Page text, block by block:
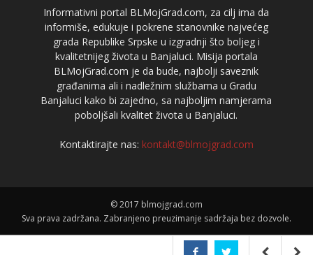
Informativni portal BLMojGrad.com, za cilj ima da
informiše, edukuje i pokrene stanovnike najvećeg
grada Republike Srpske u izgradnji što boljeg i
kvalitetnijeg života u Banjaluci. Misija portala
BLMojGrad.com je da bude, najbolji saveznik
građanima ali i nadležnim službama u Gradu
Banjaluci kako bi zajedno, sa najboljim namjerama
poboljšali kvalitet života u Banjaluci.
Kontaktirajte nas: kontakt@blmojgrad.com
© 2017 blmojgrad.com
Sva prava zadržana. Zabranjeno preuzimanje sadržaja bez dozvole.